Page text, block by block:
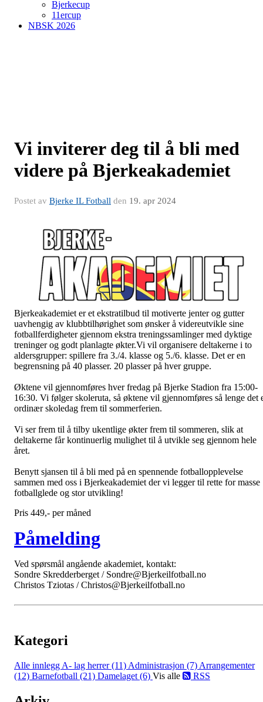
Bjerkecup
11ercup
NBSK 2026
Vi inviterer deg til å bli med
videre på Bjerkeakademiet
Postet av Bjerke IL Fotball den 19. apr 2024
Bjerkeakademiet er et ekstratilbud til motiverte jenter og gutter
uavhengig av klubbtilhørighet som ønsker å videreutvikle sine
fotballferdigheter gjennom ekstra treningssamlinger med dyktige
treninger og godt planlagte økter.Vi vil organisere deltakerne i to
aldersgrupper: spillere fra 3./4. klasse og 5./6. klasse. Det er en
begrensning på 40 plasser. 20 plasser på hver gruppe.
Øktene vil gjennomføres hver fredag på Bjerke Stadion fra 15:00-
16:30. Vi følger skoleruta, så øktene vil gjennomføres så lenge det
ordinær skoledag frem til sommerferien.
Vi ser frem til å tilby ukentlige økter frem til sommeren, slik at
deltakerne får kontinuerlig mulighet til å utvikle seg gjennom hele
året.
Benytt sjansen til å bli med på en spennende fotballopplevelse
sammen med oss i Bjerkeakademiet der vi legger til rette for masse
fotballglede og stor utvikling!
Pris 449,- per måned
Påmelding
Ved spørsmål angående akademiet, kontakt:
Sondre Skredderberget / Sondre@Bjerkeilfotball.no
Christos Tziotas / Christos@Bjerkeilfotball.no
Kategori
Alle innlegg A- lag herrer (11) Administrasjon (7) Arrangementer
(12) Barnefotball (21) Damelaget (6) Vis alle RSS